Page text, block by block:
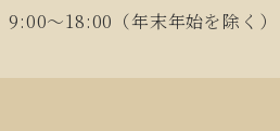
9:00～18:00（年末年始を除く）